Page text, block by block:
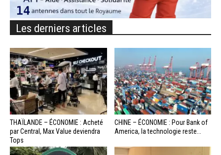
Les derniers articles
THAÏLANDE – ÉCONOMIE : Acheté
par Central, Max Value deviendra
Tops
CHINE – ÉCONOMIE : Pour Bank of
America, la technologie reste...